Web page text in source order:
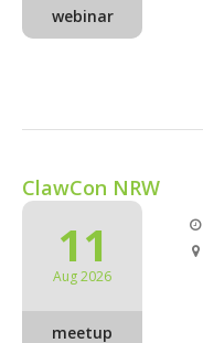
webinar
ClawCon NRW
11
Aug 2026
meetup